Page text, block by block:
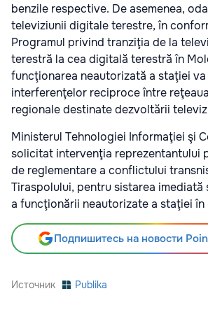
benzile respective. De asemenea,
televiziunii digitale terestre, în
Programul privind tranziţia de la
terestră la cea digitală terestră în
funcţionarea neautorizată a staţiei
interferenţelor reciproce între
regionale destinate dezvoltării
Ministerul Tehnologiei Informaţiei şi
solicitat intervenţia reprezentantului
de reglementare a conflictului
Tiraspolului, pentru sistarea
a funcţionării neautorizate a staţiei în
Подпишитесь на новости
Источник Publika